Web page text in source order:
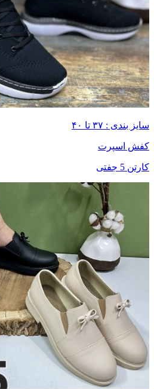
سایز بندی : ۳۷ تا ۴۰
کفش اسپرت
کارتن 5 جفتی